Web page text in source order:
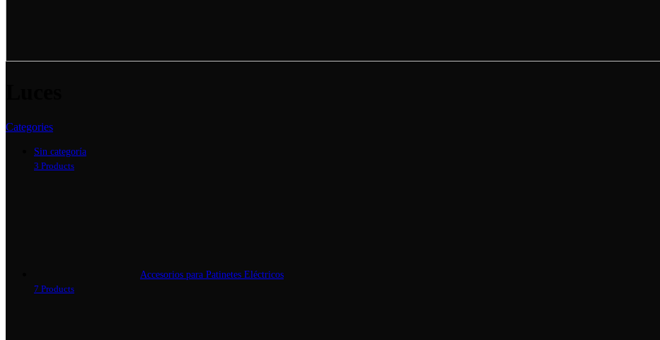
Categories
Sin categoría
3 Products
Accesorios para Patinetes Eléctricos
7 Products